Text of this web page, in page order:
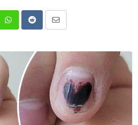
WhatsappRedditShare
Email